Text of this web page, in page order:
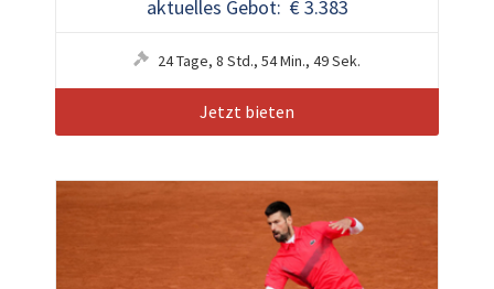
aktuelles Gebot: € 3.383
24Tage, 8 Std., 54Min., 48Sek.
Jetzt bieten